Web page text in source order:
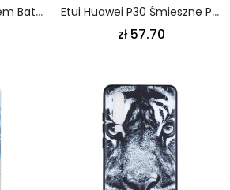
Etui Huawei P30 Jestem Batcornem Etui Huawei P30 Śmieszne Psy
zł 57.70